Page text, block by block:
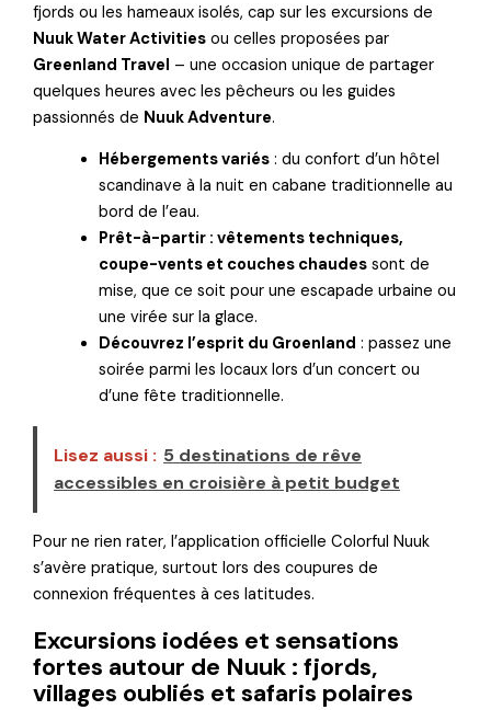
fjords ou les hameaux isolés, cap sur les excursions de
Nuuk Water Activities ou celles proposées par
Greenland Travel – une occasion unique de partager
quelques heures avec les pêcheurs ou les guides
passionnés de Nuuk Adventure.
Hébergements variés : du confort d’un hôtel
scandinave à la nuit en cabane traditionnelle au
bord de l’eau.
Prêt-à-partir : vêtements techniques,
coupe-vents et couches chaudes sont de
mise, que ce soit pour une escapade urbaine ou
une virée sur la glace.
Découvrez l’esprit du Groenland : passez une
soirée parmi les locaux lors d’un concert ou
d’une fête traditionnelle.
Lisez aussi : 5 destinations de rêve
accessibles en croisière à petit budget
Pour ne rien rater, l’application officielle Colorful Nuuk
s’avère pratique, surtout lors des coupures de
connexion fréquentes à ces latitudes.
Excursions iodées et sensations
fortes autour de Nuuk : fjords,
villages oubliés et safaris polaires